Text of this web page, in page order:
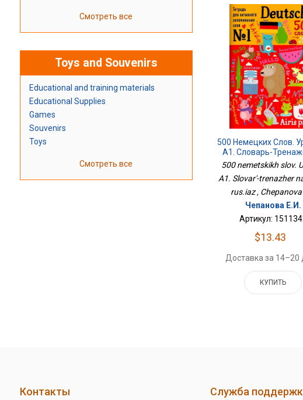
Смотреть все
Toys and Souvenirs
Educational and training materials
Educational Supplies
Games
Souvenirs
Toys
Смотреть все
500 Немецких Слов.
А1. Словарь-
Нем. И Рус.яз
500 nemetskikh slov.
A1. Slovar'-trenazher
rus.iaz , Chepanova
Чепанова Е.И.
Артикул:
$13.43
Доставка за 14–20
КУПИТЬ
Контакты Служба